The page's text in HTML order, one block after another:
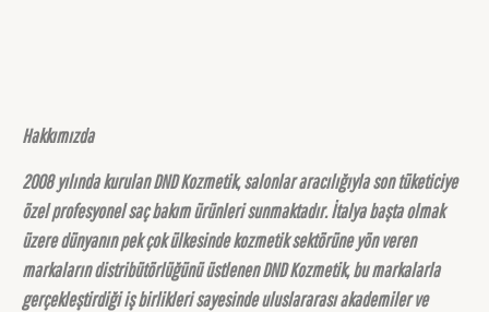
Hakkımızda
2008 yılında kurulan DND Kozmetik, salonlar aracılığıyla son tüketiciye
özel profesyonel saç bakım ürünleri sunmaktadır. İtalya başta olmak
üzere dünyanın pek çok ülkesinde kozmetik sektörüne yön veren
markaların distribütörlüğünü üstlenen DND Kozmetik, bu markalarla
gerçekleştirdiği iş birlikleri sayesinde uluslararası akademiler ve